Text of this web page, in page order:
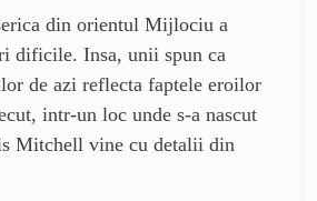
din orientul Mijlociu a
dificile. Insa, unii spun ca
de azi reflecta faptele eroilor
intr-un loc unde s-a nascut
Mitchell vine cu detalii din